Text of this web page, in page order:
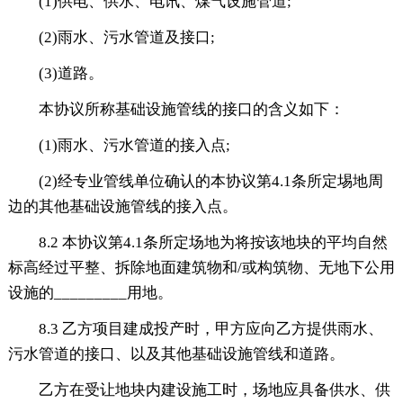
(2)雨水、污水管道及接口;
(3)道路。
本协议所称基础设施管线的接口的含义如下：
(1)雨水、污水管道的接入点;
(2)经专业管线单位确认的本协议第4.1条所定埸地周
边的其他基础设施管线的接入点。
8.2 本协议第4.1条所定场地为将按该地块的平均自然
标高经过平整、拆除地面建筑物和/或构筑物、无地下公用
设施的_________用地。
8.3 乙方项目建成投产时，甲方应向乙方提供雨水、
污水管道的接口、以及其他基础设施管线和道路。
乙方在受让地块内建设施工时，场地应具备供水、供